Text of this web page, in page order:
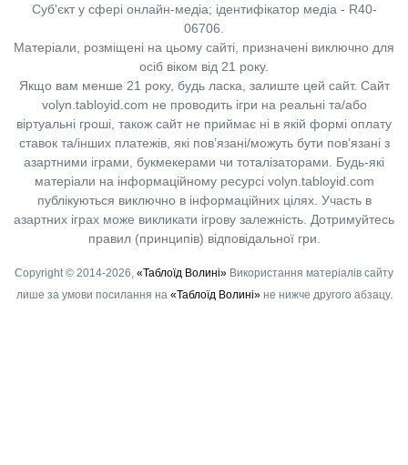
Суб'єкт у сфері онлайн-медіа; ідентифікатор медіа - R40-
06706.
Матеріали, розміщені на цьому сайті, призначені виключно для
осіб віком від 21 року.
Якщо вам менше 21 року, будь ласка, залиште цей сайт. Сайт
volyn.tabloyid.com не проводить ігри на реальні та/або
віртуальні гроші, також сайт не приймає ні в якій формі оплату
ставок та/інших платежів, які пов’язані/можуть бути пов’язані з
азартними іграми, букмекерами чи тоталізаторами. Будь-які
матеріали на інформаційному ресурсі volyn.tabloyid.com
публікуються виключно в інформаційних цілях. Участь в
азартних іграх може викликати ігрову залежність. Дотримуйтесь
правил (принципів) відповідальної гри.
Copyright © 2014-2026, «Таблоїд Волині» Використання матеріалів сайту
лише за умови посилання на «Таблоїд Волині»не нижче другого абзацу.